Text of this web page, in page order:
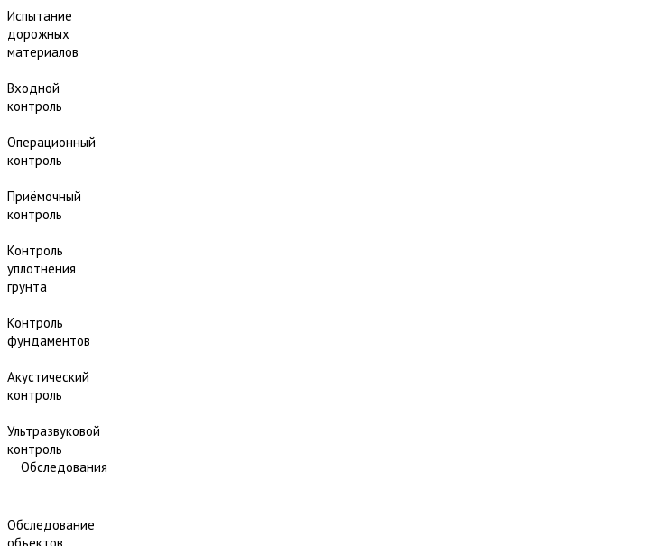
Испытание
дорожных
материалов
Входной
контроль
Операционный
контроль
Приёмочный
контроль
Контроль
уплотнения
грунта
Контроль
фундаментов
Акустический
контроль
Ультразвуковой
контроль
Обследования
Обследование
объектов